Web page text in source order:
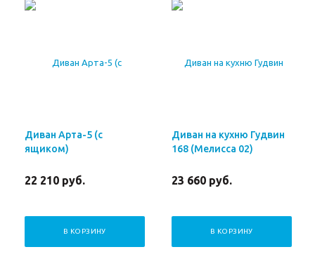
Диван Арта-5 (с
ящиком)
22 210 руб.
В КОРЗИНУ
Диван на кухню Гудвин
168 (Мелисса 02)
23 660 руб.
В КОРЗИНУ